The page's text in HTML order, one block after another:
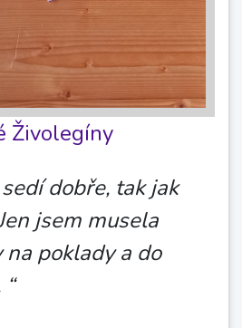
Živolegíny
dobře, tak jak
jsem musela
poklady a do